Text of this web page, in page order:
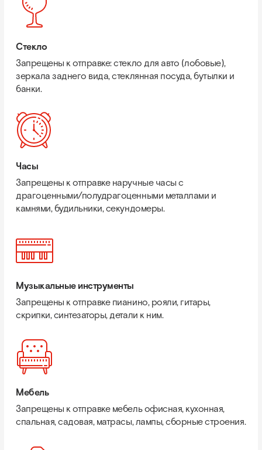
Стекло
Запрещены к отправке: стекло для авто (лобовые),
зеркала заднего вида, стеклянная посуда, бутылки и
банки.
Часы
Запрещены к отправке наручные часы с
драгоценными/полудрагоценными металлами и
камнями, будильники, секундомеры.
Музыкальные инструменты
Запрещены к отправке пианино, рояли, гитары,
скрипки, синтезаторы, детали к ним.
Мебель
Запрещены к отправке мебель офисная, кухонная,
спальная, садовая, матрасы, лампы, сборные строения.